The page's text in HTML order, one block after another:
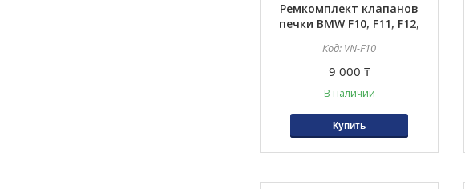
Ремкомплект клапанов
печки BMW F10, F11, F12,
F07
VN-F10
9 000 ₸
В наличии
Купить